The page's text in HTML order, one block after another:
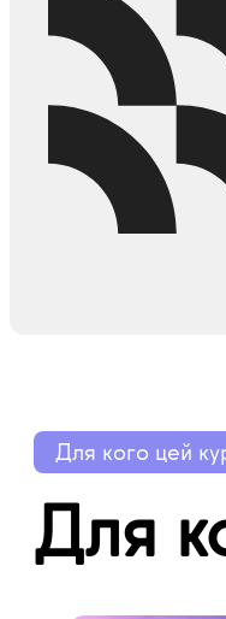
Для кого цей
Для